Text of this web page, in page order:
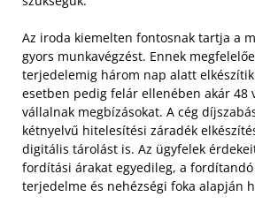
Az iroda kiemelten fontosnak tartja a
gyors munkavégzést. Ennek
terjedelemig három nap alatt
esetben pedig felár ellenében akár 48
vállalnak megbízásokat. A cég
kétnyelvű hitelesítési záradék
digitális tárolást is. Az ügyfelek
fordítási árakat egyedileg, a
terjedelme és nehézségi foka alapján